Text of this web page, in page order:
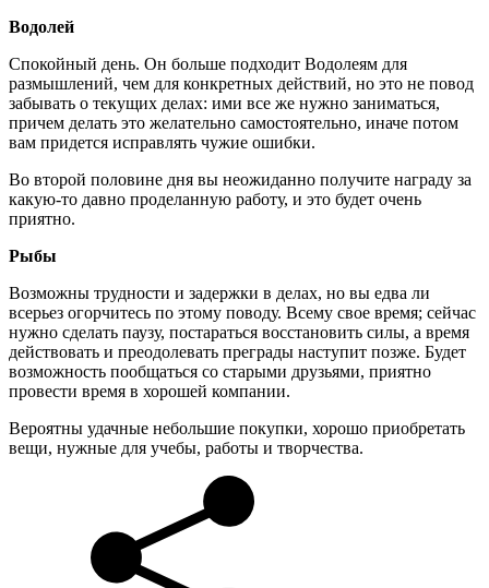
Водолей
Спокойный день. Он больше подходит Водолеям для
размышлений, чем для конкретных действий, но это не повод
забывать о текущих делах: ими все же нужно заниматься,
причем делать это желательно самостоятельно, иначе потом
вам придется исправлять чужие ошибки.
Во второй половине дня вы неожиданно получите награду за
какую-то давно проделанную работу, и это будет очень
приятно.
Рыбы
Возможны трудности и задержки в делах, но вы едва ли
всерьез огорчитесь по этому поводу. Всему свое время; сейчас
нужно сделать паузу, постараться восстановить силы, а время
действовать и преодолевать преграды наступит позже. Будет
возможность пообщаться со старыми друзьями, приятно
провести время в хорошей компании.
Вероятны удачные небольшие покупки, хорошо приобретать
вещи, нужные для учебы, работы и творчества.